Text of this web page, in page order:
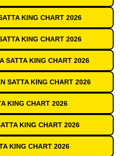
KING CHART 2026
KING CHART 2026
SATTA KING CHART 2026
SATTA KING CHART 2026
KING CHART 2026
KING CHART 2026
KING CHART 2026